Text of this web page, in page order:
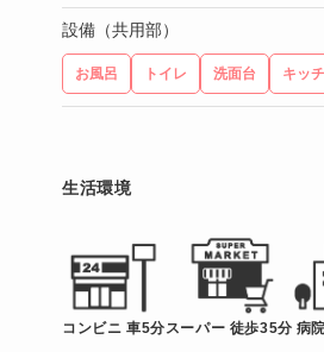
設備（共用部）
お風呂 トイレ 洗面台 キッ
生活環境
コンビニ 車5分スーパー 徒歩35分 病